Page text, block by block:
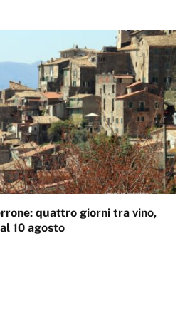
quattro giorni tra vino,
10 agosto